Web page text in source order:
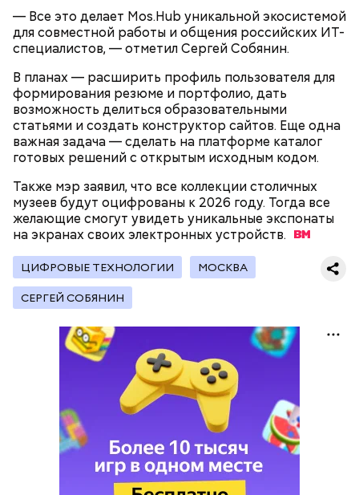
— Все это делает Mos.Hub уникальной экосистемой
для совместной работы и общения российских ИТ-
специалистов, — отметил Сергей Собянин.
В планах — расширить профиль пользователя для
формирования резюме и портфолио, дать
возможность делиться образовательными
статьями и создать конструктор сайтов. Еще одна
важная задача — сделать на платформе каталог
готовых решений с открытым исходным кодом.
Также мэр заявил, что все коллекции столичных
музеев будут оцифрованы к 2026 году. Тогда все
желающие смогут увидеть уникальные экспонаты
на экранах своих электронныхустройств.
ЦИФРОВЫЕ ТЕХНОЛОГИИ МОСКВА
СЕРГЕЙ СОБЯНИН
— Это не только узкопрофессиональный праздник,
но не побоюсь сказать, что это общегородской и
общенациональный праздник. Все, что мы видим
вокруг, что построено до нас, — построено
строителями. То, что построено сегодня и будет
жить в веках, создается вашими руками. От того,
как вы работаете, насколько добросовестно
выполняете задачи, стоящие перед Строительным
комплексом, насколько вы вкладываете свой талант,
душу, будет зависеть, какой город будет в
будущем и в настоящем, — сказал мэр Москвы в
своей поздравительной речи.
сложности, все задуманное будет выполнено.
Город активно строит метро, дороги и развязки.
По новым стандартам создаются объекты
здравоохранения и образования.